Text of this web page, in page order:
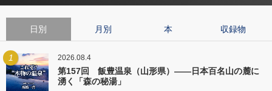
日別 月別 本 収録物
1 2026.08.4
第157回 飯豊温泉（山形県）――日本百名山の麓に
湧く「森の秘湯」